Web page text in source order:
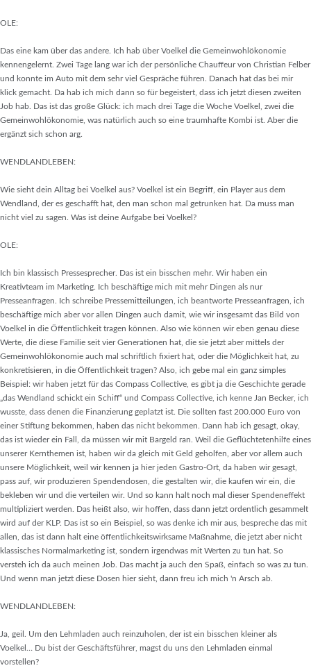
OLE:
Das eine kam über das andere. Ich hab über Voelkel die Gemeinwohlökonomie
kennengelernt. Zwei Tage lang war ich der persönliche Chauffeur von Christian Felber
und konnte im Auto mit dem sehr viel Gespräche führen. Danach hat das bei mir
klick gemacht. Da hab ich mich dann so für begeistert, dass ich jetzt diesen zweiten
Job hab. Das ist das große Glück: ich mach drei Tage die Woche Voelkel, zwei die
Gemeinwohlökonomie, was natürlich auch so eine traumhafte Kombi ist. Aber die
ergänzt sich schon arg.
WENDLANDLEBEN:
Wie sieht dein Alltag bei Voelkel aus? Voelkel ist ein Begriff, ein Player aus dem
Wendland, der es geschafft hat, den man schon mal getrunken hat. Da muss man
nicht viel zu sagen. Was ist deine Aufgabe bei Voelkel?
OLE:
Ich bin klassisch Pressesprecher. Das ist ein bisschen mehr. Wir haben ein
Kreativteam im Marketing. Ich beschäftige mich mit mehr Dingen als nur
Presseanfragen. Ich schreibe Pressemitteilungen, ich beantworte Presseanfragen, ich
beschäftige mich aber vor allen Dingen auch damit, wie wir insgesamt das Bild von
Voelkel in die Öffentlichkeit tragen können. Also wie können wir eben genau diese
Werte, die diese Familie seit vier Generationen hat, die sie jetzt aber mittels der
Gemeinwohlökonomie auch mal schriftlich fixiert hat, oder die Möglichkeit hat, zu
konkretisieren, in die Öffentlichkeit tragen? Also, ich gebe mal ein ganz simples
Beispiel: wir haben jetzt für das Compass Collective, es gibt ja die Geschichte gerade
„das Wendland schickt ein Schiff“ und Compass Collective, ich kenne Jan Becker, ich
wusste, dass denen die Finanzierung geplatzt ist. Die sollten fast 200.000 Euro von
einer Stiftung bekommen, haben das nicht bekommen. Dann hab ich gesagt, okay,
das ist wieder ein Fall, da müssen wir mit Bargeld ran. Weil die Geflüchtetenhilfe eines
unserer Kernthemen ist, haben wir da gleich mit Geld geholfen, aber vor allem auch
unsere Möglichkeit, weil wir kennen ja hier jeden Gastro-Ort, da haben wir gesagt,
pass auf, wir produzieren Spendendosen, die gestalten wir, die kaufen wir ein, die
bekleben wir und die verteilen wir. Und so kann halt noch mal dieser Spendeneffekt
multipliziert werden. Das heißt also, wir hoffen, dass dann jetzt ordentlich gesammelt
wird auf der KLP. Das ist so ein Beispiel, so was denke ich mir aus, bespreche das mit
allen, das ist dann halt eine öffentlichkeitswirksame Maßnahme, die jetzt aber nicht
klassisches Normalmarketing ist, sondern irgendwas mit Werten zu tun hat. So
versteh ich da auch meinen Job. Das macht ja auch den Spaß, einfach so was zu tun.
Und wenn man jetzt diese Dosen hier sieht, dann freu ich mich 'n Arsch ab.
WENDLANDLEBEN:
Ja, geil. Um den Lehmladen auch reinzuholen, der ist ein bisschen kleiner als
Voelkel… Du bist der Geschäftsführer, magst du uns den Lehmladen einmal
vorstellen?